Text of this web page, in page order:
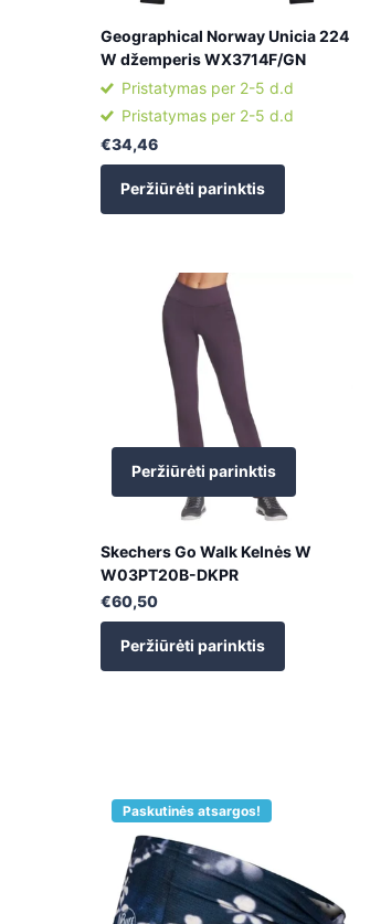
Geographical Norway Unicia 224
W džemperis WX3714F/GN
Pristatymas per 2-5 d.d
Pristatymas per 2-5 d.d
€34,46
Peržiūrėti parinktis
Peržiūrėti parinktis
Skechers Go Walk Kelnės W
W03PT20B-DKPR
€60,50
Peržiūrėti parinktis
Paskutinės atsargos!